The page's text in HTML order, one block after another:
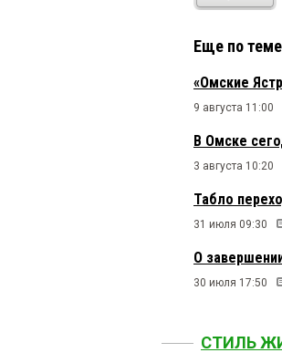
Еще по теме
«Омские
9 августа 11:00
В Омске
3 августа 10:20
Табло
31 июля 09:30
О
30 июля 17:50
СТИЛЬ